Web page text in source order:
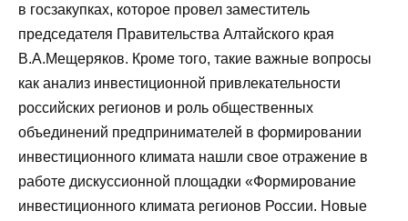
в госзакупках, которое провел заместитель
председателя Правительства Алтайского края
В.А.Мещеряков. Кроме того, такие важные вопросы
как анализ инвестиционной привлекательности
российских регионов и роль общественных
объединений предпринимателей в формировании
инвестиционного климата нашли свое отражение в
работе дискуссионной площадки «Формирование
инвестиционного климата регионов России. Новые